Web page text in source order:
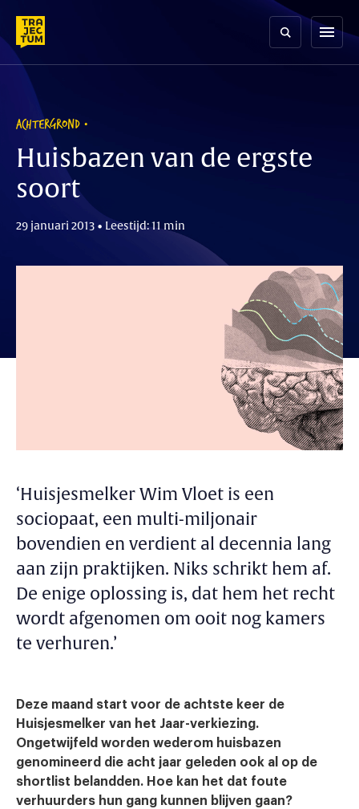
content
menu
ACHTERGROND
Huisbazen van de ergste
soort
29 januari 2013 • Leestijd: 11 min
‘Huisjesmelker Wim Vloet is een
sociopaat, een multi-miljonair
bovendien en verdient al decennia lang
aan zijn praktijken. Niks schrikt hem af.
De enige oplossing is, dat hem het recht
wordt afgenomen om ooit nog kamers
te verhuren.’
Deze maand start voor de achtste keer de
Huisjesmelker van het Jaar-verkiezing.
Ongetwijfeld worden wederom huisbazen
genomineerd die acht jaar geleden ook al op de
shortlist belandden. Hoe kan het dat foute
verhuurders hun gang kunnen blijven gaan?